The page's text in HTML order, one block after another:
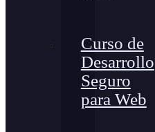
Curso de
Desarrollo
Seguro
para Web